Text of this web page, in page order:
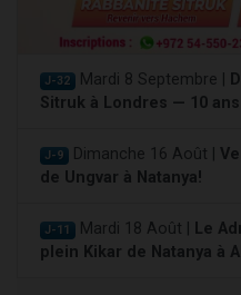
J-32 Mardi 8 Septembre |
Sitruk à Londres — 10
J-9 Dimanche 16 Août |
de Ungvar à Natanya!
J-11 Mardi 18 Août |
Le
plein Kikar de Natanya à